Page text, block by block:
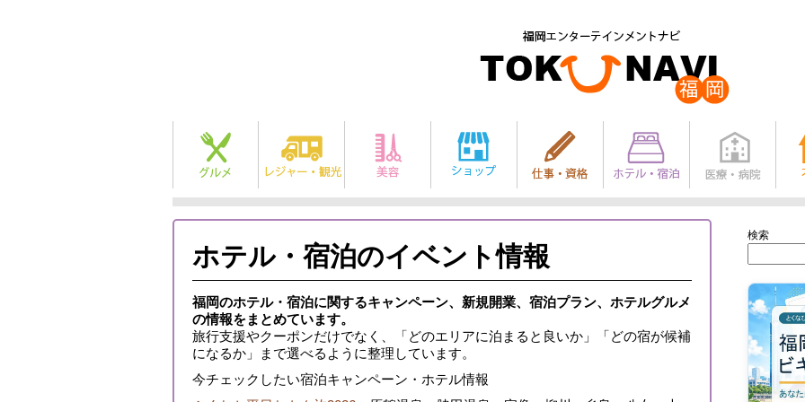
ホテル・宿泊のイベント情報
福岡のホテル・宿泊に関するキャンペーン、新規開業、宿泊プラン、ホテルグルメ
の情報をまとめています。
旅行支援やクーポンだけでなく、「どのエリアに泊まると良いか」「どの宿が候補
になるか」まで選べるように整理しています。
今チェックしたい宿泊キャンペーン・ホテル情報
検索